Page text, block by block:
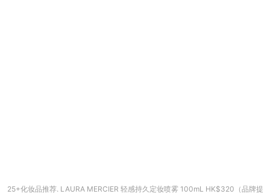
25+化妆品推荐. LAURA MERCIER 轻感持久定妆喷雾 100mL HK$320（品牌提